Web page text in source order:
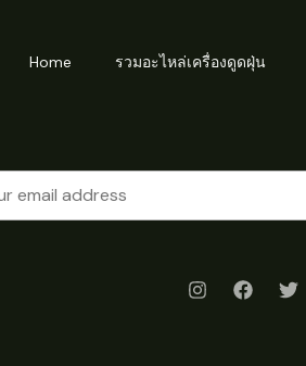
Home รวมอะไหล่เครื่องดูดฝุ่น